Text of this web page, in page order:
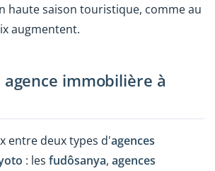
haute saison touristique, comme au
augmentent.
immobilière à
entre deux types d'agences
: les fudôsanya, agences